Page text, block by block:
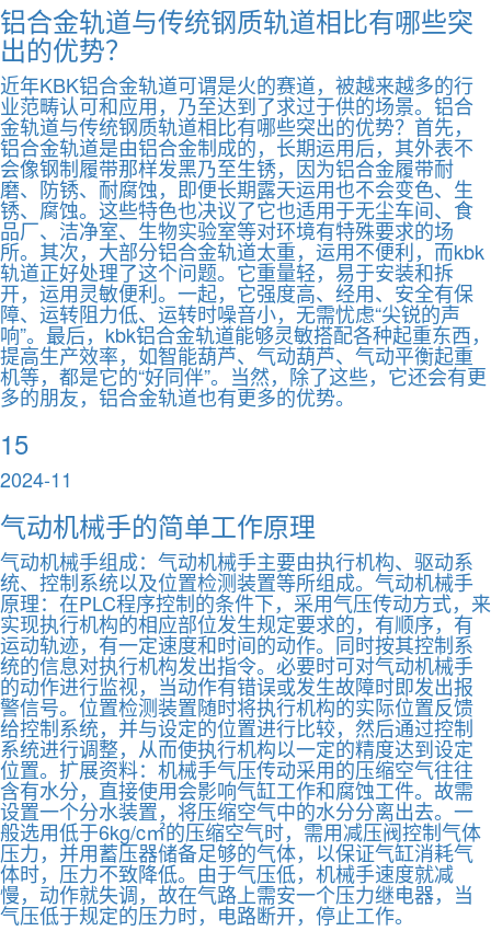
铝合金轨道与传统钢质轨道相比有哪些突
出的优势？
近年KBK铝合金轨道可谓是火的赛道，被越来越多的行
业范畴认可和应用，乃至达到了求过于供的场景。铝合
金轨道与传统钢质轨道相比有哪些突出的优势？首先，
铝合金轨道是由铝合金制成的，长期运用后，其外表不
会像钢制履带那样发黑乃至生锈，因为铝合金履带耐
磨、防锈、耐腐蚀，即便长期露天运用也不会变色、生
锈、腐蚀。这些特色也决议了它也适用于无尘车间、食
品厂、洁净室、生物实验室等对环境有特殊要求的场
所。其次，大部分铝合金轨道太重，运用不便利，而kbk
轨道正好处理了这个问题。它重量轻，易于安装和拆
开，运用灵敏便利。一起，它强度高、经用、安全有保
障、运转阻力低、运转时噪音小，无需忧虑“尖锐的声
响”。最后，kbk铝合金轨道能够灵敏搭配各种起重东西，
提高生产效率，如智能葫芦、气动葫芦、气动平衡起重
机等，都是它的“好同伴”。当然，除了这些，它还会有更
多的朋友，铝合金轨道也有更多的优势。
15
2024-11
气动机械手的简单工作原理
气动机械手组成：气动机械手主要由执行机构、驱动系
统、控制系统以及位置检测装置等所组成。气动机械手
原理：在PLC程序控制的条件下，采用气压传动方式，来
实现执行机构的相应部位发生规定要求的，有顺序，有
运动轨迹，有一定速度和时间的动作。同时按其控制系
统的信息对执行机构发出指令。必要时可对气动机械手
的动作进行监视，当动作有错误或发生故障时即发出报
警信号。位置检测装置随时将执行机构的实际位置反馈
给控制系统，并与设定的位置进行比较，然后通过控制
系统进行调整，从而使执行机构以一定的精度达到设定
位置。扩展资料：机械手气压传动采用的压缩空气往往
含有水分，直接使用会影响气缸工作和腐蚀工件。故需
设置一个分水装置，将压缩空气中的水分分离出去。一
般选用低于6kg/c㎡的压缩空气时，需用减压阀控制气体
压力，并用蓄压器储备足够的气体，以保证气缸消耗气
体时，压力不致降低。由于气压低，机械手速度就减
慢，动作就失调，故在气路上需安一个压力继电器，当
气压低于规定的压力时，电路断开，停止工作。